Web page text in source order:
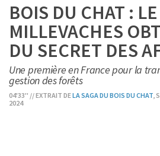
BOIS DU CHAT :
MILLEVACHES
DU SECRET DES
Une première en France pour la
gestion des forêts
04'33'' // EXTRAIT DELA SAGA DU BOIS DU CHAT ,
2024